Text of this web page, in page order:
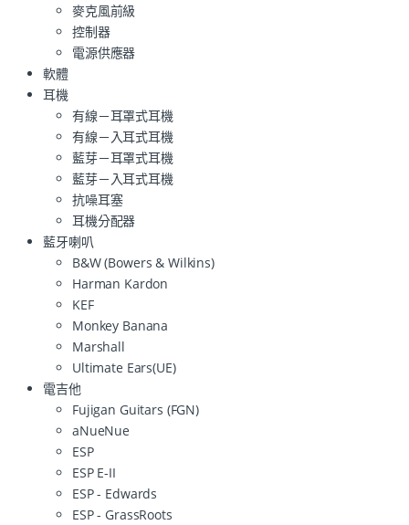
麥克風前級
控制器
電源供應器
軟體
耳機
有線－耳罩式耳機
有線－入耳式耳機
藍芽－耳罩式耳機
藍芽－入耳式耳機
抗噪耳塞
耳機分配器
藍牙喇叭
B&W (Bowers & Wilkins)
Harman Kardon
KEF
Monkey Banana
Marshall
Ultimate Ears(UE)
電吉他
Fujigan Guitars (FGN)
aNueNue
ESP
ESP E-II
ESP - Edwards
ESP - GrassRoots